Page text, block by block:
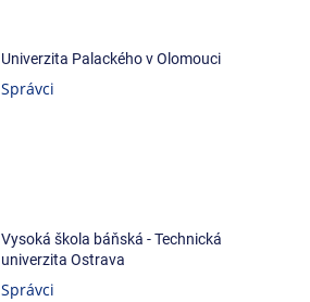
Univerzita Palackého v Olomouci
Správci
Vysoká škola báňská - Technická
univerzita Ostrava
Správci